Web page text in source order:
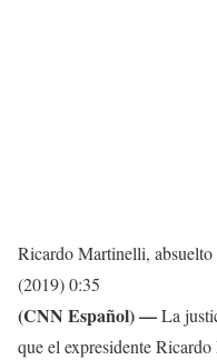
Ricardo Martinelli, absuelto
(2019)0:35
(CNN Español) —La
que el expresidente